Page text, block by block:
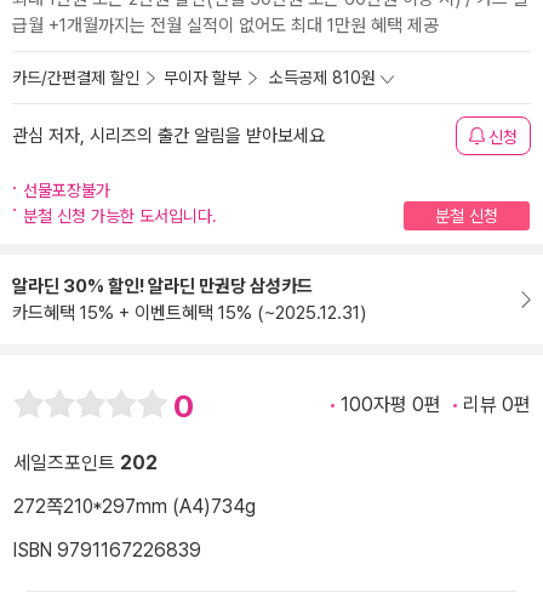
급월 +1개월까지는 전월 실적이 없어도 최대 1만원 혜택 제공
카드/간편결제 할인 무이자 할부 소득공제 810원
관심 저자, 시리즈의 출간 알림을 받아보세요 신청
선물포장불가
분철 신청 가능한 도서입니다.
분철 신청
알라딘 30% 할인! 알라딘 만권당 삼성카드
카드혜택 15% + 이벤트혜택 15% (~2025.12.31)
0 100자평 0편 리뷰 0편
세일즈포인트 202
272쪽210*297mm (A4)734g
ISBN 9791167226839